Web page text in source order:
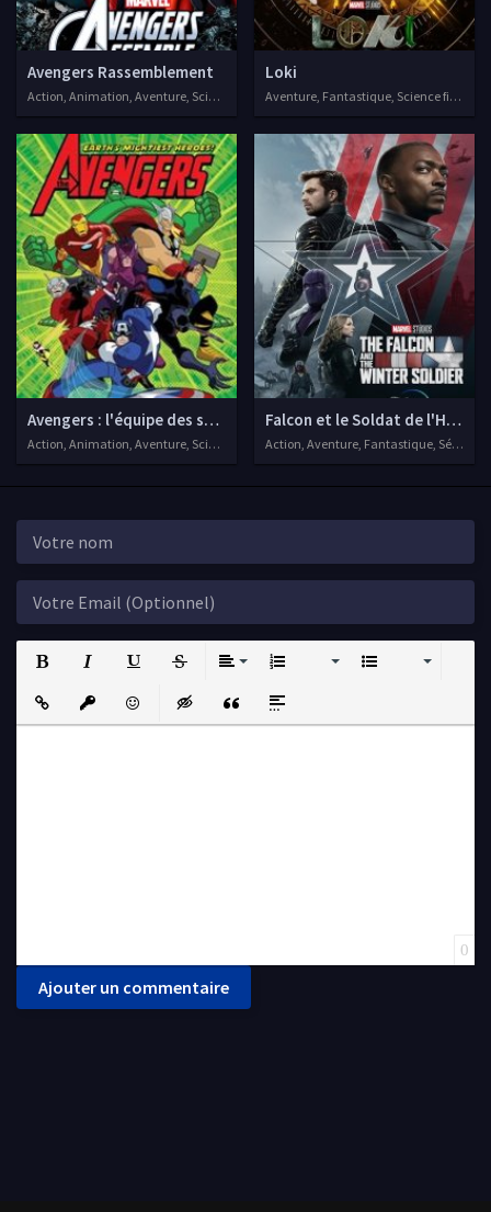
Avengers Rassemblement
Action, Animation, Aventure, Science fiction, Séries VF, 2013
Loki
Aventure, Fantastique, Science fiction,
Avengers : l'équipe des super héros
Action, Animation, Aventure, Science fiction, Séries VF, 2011
Falcon et le Soldat de l'Hiver
Action, Aventure, Fantastique, Séries VF,
Strikethrough
Insert LinkInsert protected link
EmoticonsInsert hidden text
Insert QuoteInsert spoiler
0
Ajouter un commentaire